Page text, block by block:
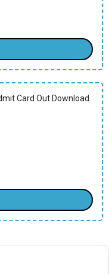
Card Out Download